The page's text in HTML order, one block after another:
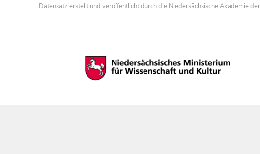
Datensatz erstellt und veröffentlicht durch die Niedersächsische Akademie